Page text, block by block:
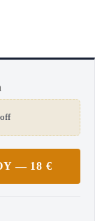
— 18 €